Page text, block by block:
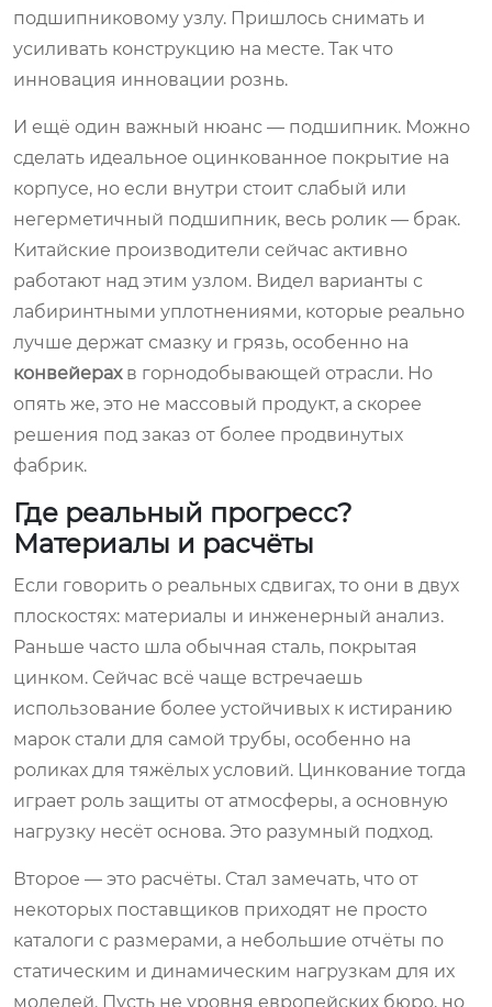
подшипниковому узлу. Пришлось снимать и
усиливать конструкцию на месте. Так что
инновация инновации рознь.
И ещё один важный нюанс — подшипник. Можно
сделать идеальное оцинкованное покрытие на
корпусе, но если внутри стоит слабый или
негерметичный подшипник, весь ролик — брак.
Китайские производители сейчас активно
работают над этим узлом. Видел варианты с
лабиринтными уплотнениями, которые реально
лучше держат смазку и грязь, особенно на
конвейерахв горнодобывающей отрасли. Но
опять же, это не массовый продукт, а скорее
решения под заказ от более продвинутых
фабрик.
Где реальный прогресс?
Материалы и расчёты
Если говорить о реальных сдвигах, то они в двух
плоскостях: материалы и инженерный анализ.
Раньше часто шла обычная сталь, покрытая
цинком. Сейчас всё чаще встречаешь
использование более устойчивых к истиранию
марок стали для самой трубы, особенно на
роликах для тяжёлых условий. Цинкование тогда
играет роль защиты от атмосферы, а основную
нагрузку несёт основа. Это разумный подход.
Второе — это расчёты. Стал замечать, что от
некоторых поставщиков приходят не просто
каталоги с размерами, а небольшие отчёты по
статическим и динамическим нагрузкам для их
моделей. Пусть не уровня европейских бюро, но